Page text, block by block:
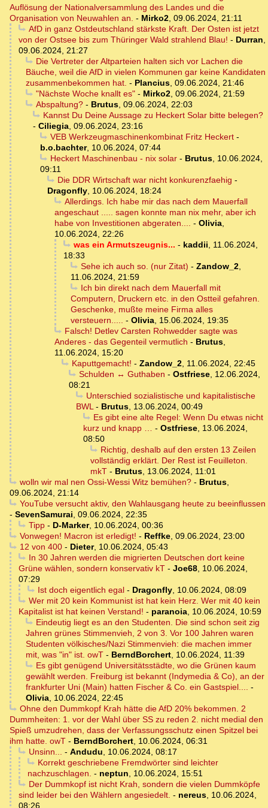
Auflösung der Nationalversammlung des Landes und die
Organisation von Neuwahlen an. - Mirko2, 09.06.2024, 21:11
AfD in ganz Ostdeutschland stärkste Kraft. Der Osten ist jetzt
von der Ostsee bis zum Thüringer Wald strahlend Blau! - Durran,
09.06.2024, 21:27
Die Vertreter der Altparteien halten sich vor Lachen die
Bäuche, weil die AfD in vielen Kommunen gar keine Kandidaten
zusammenbekommen hat. - Plancius, 09.06.2024, 21:46
"Nächste Woche knallt es"- Mirko2, 09.06.2024, 21:59
Abspaltung?- Brutus, 09.06.2024, 22:03
Kannst Du Deine Aussage zu Heckert Solar bitte belegen?
- Ciliegia, 09.06.2024, 23:16
VEB Werkzeugmaschinenkombinat Fritz Heckert-
b.o.bachter, 10.06.2024, 07:44
Heckert Maschinenbau - nix solar- Brutus, 10.06.2024,
09:11
Die DDR Wirtschaft war nicht konkurenzfaehig -
Dragonfly, 10.06.2024, 18:24
Allerdings. Ich habe mir das nach dem Mauerfall
angeschaut ..... sagen konnte man nix mehr, aber ich
habe von Investitionen abgeraten.... - Olivia,
10.06.2024, 22:26
was ein Armutszeugnis... - kaddii, 11.06.2024,
18:33
Sehe ich auch so. (nur Zitat) - Zandow_2,
11.06.2024, 21:59
Ich bin direkt nach dem Mauerfall mit
Computern, Druckern etc. in den Ostteil gefahren.
Geschenke, mußte meine Firma alles
versteuern..... - Olivia, 15.06.2024, 19:35
Falsch! Detlev Carsten Rohwedder sagte was
Anderes - das Gegenteil vermutlich - Brutus,
11.06.2024, 15:20
Kaputtgemacht! - Zandow_2, 11.06.2024, 22:45
Schulden ↔ Guthaben - Ostfriese, 12.06.2024,
08:21
Unterschied sozialistische und kapitalistische
BWL- Brutus, 13.06.2024, 00:49
Es gibt eine alte Regel: Wenn Du etwas nicht
kurz und knapp … - Ostfriese, 13.06.2024,
08:50
Richtig, deshalb auf den ersten 13 Zeilen
vollständig erklärt. Der Rest ist Feuilleton.
mkT - Brutus, 13.06.2024, 11:01
wolln wir mal nen Ossi-Wessi Witz bemühen?- Brutus,
09.06.2024, 21:14
YouTube versucht aktiv, den Wahlausgang heute zu beeinflussen
- SevenSamurai, 09.06.2024, 22:35
Tipp- D-Marker, 10.06.2024, 00:36
Vonwegen! Macron ist erledigt! - Reffke, 09.06.2024, 23:00
12 von 400- Dieter, 10.06.2024, 05:43
In 30 Jahren werden die migrierten Deutschen dort keine
Grüne wählen, sondern konservativ kT - Joe68, 10.06.2024,
07:29
Ist doch eigentlich egal- Dragonfly, 10.06.2024, 08:09
Wer mit 20 kein Kommunist ist hat kein Herz. Wer mit 40 kein
Kapitalist ist hat keinen Verstand! - paranoia, 10.06.2024, 10:59
Eindeutig liegt es an den Studenten. Die sind schon seit zig
Jahren grünes Stimmenvieh, 2 von 3. Vor 100 Jahren waren
Studenten völkisches/Nazi Stimmenvieh: die machen immer
mit, was "in" ist. owT - BerndBorchert, 10.06.2024, 11:39
Es gibt genügend Universitätsstädte, wo die Grünen kaum
gewählt werden. Freiburg ist bekannt (Indymedia & Co), an der
frankfurter Uni (Main) hatten Fischer & Co. ein Gastspiel.... -
Olivia, 10.06.2024, 22:45
Ohne den Dummkopf Krah hätte die AfD 20% bekommen. 2
Dummheiten: 1. vor der Wahl über SS zu reden 2. nicht medial den
Spieß umzudrehen, dass der Verfassungsschutz einen Spitzel bei
ihm hatte. owT - BerndBorchert, 10.06.2024, 06:31
Unsinn... - Andudu, 10.06.2024, 08:17
Korrekt geschriebene Fremdwörter sind leichter
nachzuschlagen. - neptun, 10.06.2024, 15:51
Der Dummkopf ist nicht Krah, sondern die vielen Dummköpfe
sind leider bei den Wählern angesiedelt. - nereus, 10.06.2024,
08:26